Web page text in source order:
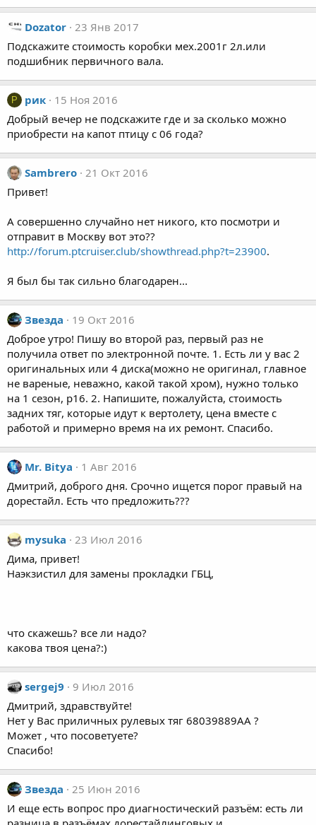
Dozator 23 Янв 2017
Подскажите стоимость коробки мех.2001г 2л.или
подшибник первичного вала.
Р рик
15 Ноя 2016
Добрый вечер не подскажите где и за сколько можно
приобрести на капот птицу с 06 года?
Sambrero 21 Окт 2016
Привет!
А совершенно случайно нет никого, кто посмотри и
отправит в Москву вот это??
http://forum.ptcruiser.club/showthread.php?t=23900.
Я был бы так сильно благодарен...
Звезда
19 Окт 2016
Доброе утро! Пишу во второй раз, первый раз не
получила ответ по электронной почте. 1. Есть ли у вас 2
оригинальных или 4 диска(можно не оригинал, главное
не вареные, неважно, какой такой хром), нужно только
на 1 сезон, р16. 2. Напишите, пожалуйста, стоимость
задних тяг, которые идут к вертолету, цена вместе с
работой и примерно время на их ремонт. Спасибо.
Mr. Bitya
1 Авг 2016
Дмитрий, доброго дня. Срочно ищется порог правый на
дорестайл. Есть что предложить???
mysuka
23 Июл 2016
Дима, привет!
Наэкзистил для замены прокладки ГБЦ,
что скажешь? все ли надо?
какова твоя цена?:)
sergej9
9 Июл 2016
Дмитрий, здравствуйте!
Нет у Вас приличных рулевых тяг 68039889AA ?
Может , что посоветуете?
Спасибо!
Звезда
25 Июн 2016
И еще есть вопрос про диагностический разъём: есть ли